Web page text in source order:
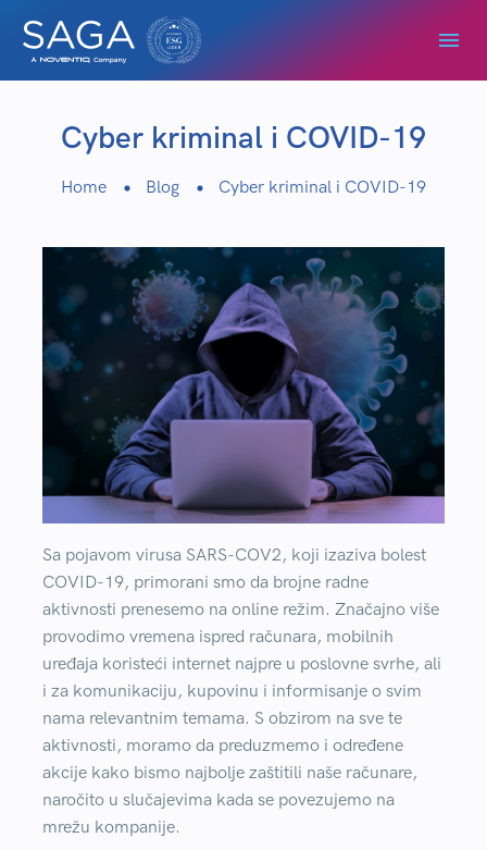
Cyber kriminal i COVID-19
Home Blog Cyber kriminal i COVID-19
Sa pojavom virusa SARS-COV2, koji izaziva bolest
COVID-19, primorani smo da brojne radne
aktivnosti prenesemo na online režim. Značajno više
provodimo vremena ispred računara, mobilnih
uređaja koristeći internet najpre u poslovne svrhe, ali
i za komunikaciju, kupovinu i informisanje o svim
nama relevantnim temama. S obzirom na sve te
aktivnosti, moramo da preduzmemo i određene
akcije kako bismo najbolje zaštitili naše računare,
naročito u slučajevima kada se povezujemo na
mrežu kompanije.